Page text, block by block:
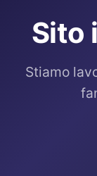
Sito
Stiamo